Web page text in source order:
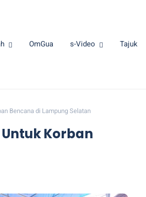
OmGua s-Video Tajuk
Bencana di Lampung Selatan
Korban